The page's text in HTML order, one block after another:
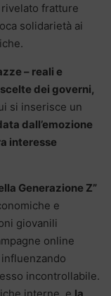
rivelato fratture
solidarietà ai
– reali e
dei governi,
si inserisce un
dall’emozione
interesse
Generazione Z”
e
giovanili
online
incontrollabile.